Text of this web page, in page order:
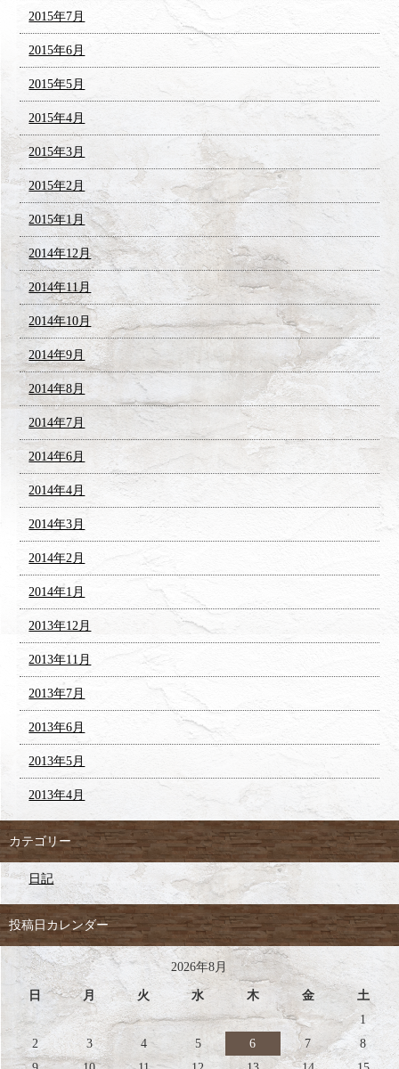
2015年7月
2015年6月
2015年5月
2015年4月
2015年3月
2015年2月
2015年1月
2014年12月
2014年11月
2014年10月
2014年9月
2014年8月
2014年7月
2014年6月
2014年4月
2014年3月
2014年2月
2014年1月
2013年12月
2013年11月
2013年7月
2013年6月
2013年5月
2013年4月
カテゴリー
日記
投稿日カレンダー
2026年8月
日 月 火 水 木 金
土
1
2
3 4 5 6 7
8